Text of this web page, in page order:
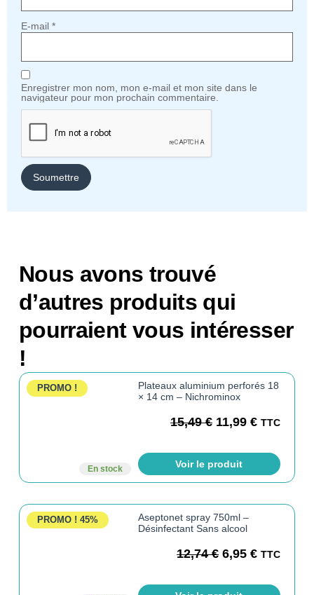
E-mail *
Enregistrer mon nom, mon e-mail et mon site dans le
navigateur pour mon prochain commentaire.
Nous avons trouvé
d’autres produits qui
pourraient vous intéresser
!
PROMO !
En stock
Plateaux aluminium perforés 18
× 14 cm – Nichrominox
15,49€ 11,99€ TTC
Voir le produit
PROMO ! 45%
Aseptonet spray 750ml –
Désinfectant Sans alcool
12,74€ 6,95€ TTC